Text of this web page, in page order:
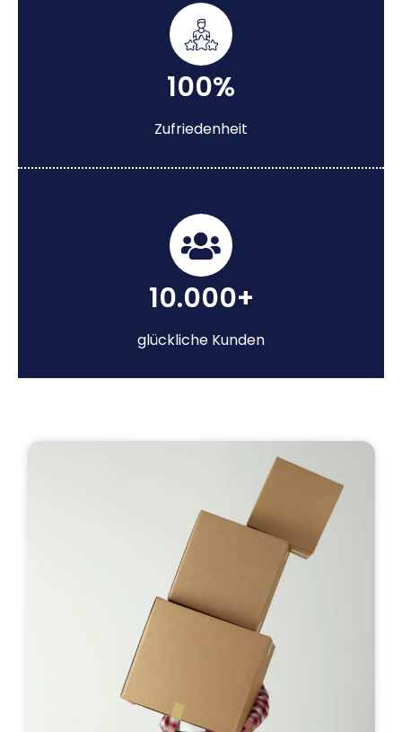
100%
Zufriedenheit
10.000+
glückliche Kunden